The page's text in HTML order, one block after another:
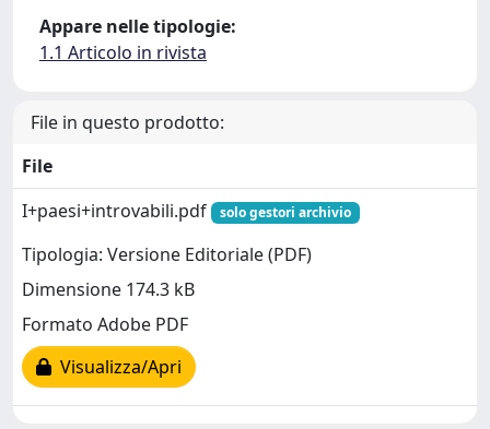
Appare nelle tipologie:
1.1 Articolo in rivista
File in questo prodotto:
File
I+paesi+introvabili.pdf
solo gestori archivio
Tipologia: Versione Editoriale (PDF)
Dimensione 174.3 kB
Formato Adobe PDF
Visualizza/Apri